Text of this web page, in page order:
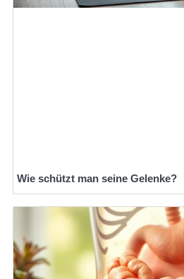
Wie schützt man seine Gelenke?